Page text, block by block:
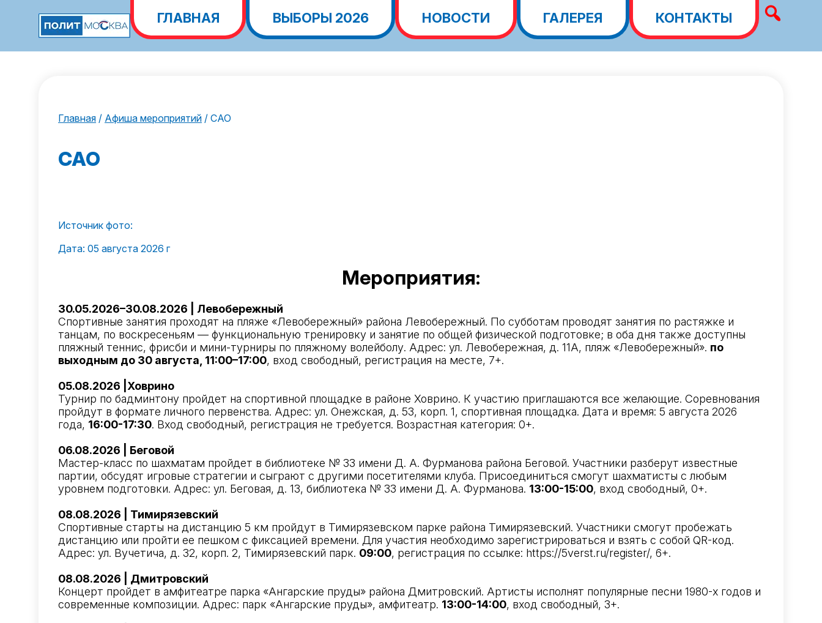
ГЛАВНАЯ ВЫБОРЫ 2026 НОВОСТИ ГАЛЕРЕЯ КОНТАКТЫ
Главная / Афиша мероприятий / САО
САО
Источник фото:
Дата: 05 августа 2026 г
Мероприятия:
30.05.2026–30.08.2026 | Левобережный
Спортивные занятия проходят на пляже «Левобережный» района Левобережный. По субботам проводят занятия по растяжке и
танцам, по воскресеньям — функциональную тренировку и занятие по общей физической подготовке; в оба дня также доступны
пляжный теннис, фрисби и мини-турниры по пляжному волейболу. Адрес: ул. Левобережная, д. 11А, пляж «Левобережный». по
выходным до 30 августа, 11:00–17:00, вход свободный, регистрация на месте, 7+.
05.08.2026 |Ховрино
Турнир по бадминтону пройдет на спортивной площадке в районе Ховрино. К участию приглашаются все желающие. Соревнования
пройдут в формате личного первенства. Адрес: ул. Онежская, д. 53, корп. 1, спортивная площадка. Дата и время: 5 августа 2026
года, 16:00-17:30. Вход свободный, регистрация не требуется. Возрастная категория: 0+.
06.08.2026 | Беговой
Мастер-класс по шахматам пройдет в библиотеке № 33 имени Д. А. Фурманова района Беговой. Участники разберут известные
партии, обсудят игровые стратегии и сыграют с другими посетителями клуба. Присоединиться смогут шахматисты с любым
уровнем подготовки. Адрес: ул. Беговая, д. 13, библиотека № 33 имени Д. А. Фурманова. 13:00-15:00, вход свободный, 0+.
08.08.2026 | Тимирязевский
Спортивные старты на дистанцию 5 км пройдут в Тимирязевском парке района Тимирязевский. Участники смогут пробежать
дистанцию или пройти ее пешком с фиксацией времени. Для участия необходимо зарегистрироваться и взять с собой QR-код.
Адрес: ул. Вучетича, д. 32, корп. 2, Тимирязевский парк. 09:00, регистрация по ссылке: https://5verst.ru/register/, 6+.
08.08.2026 | Дмитровский
Концерт пройдет в амфитеатре парка «Ангарские пруды» района Дмитровский. Артисты исполнят популярные песни 1980-х годов и
современные композиции. Адрес: парк «Ангарские пруды», амфитеатр. 13:00-14:00, вход свободный, 3+.